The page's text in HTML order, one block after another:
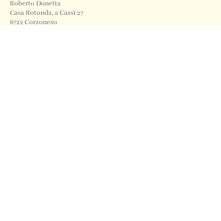
Roberto Donetta
Casa Rotonda, a Cassì 27
6722 Corzoneso